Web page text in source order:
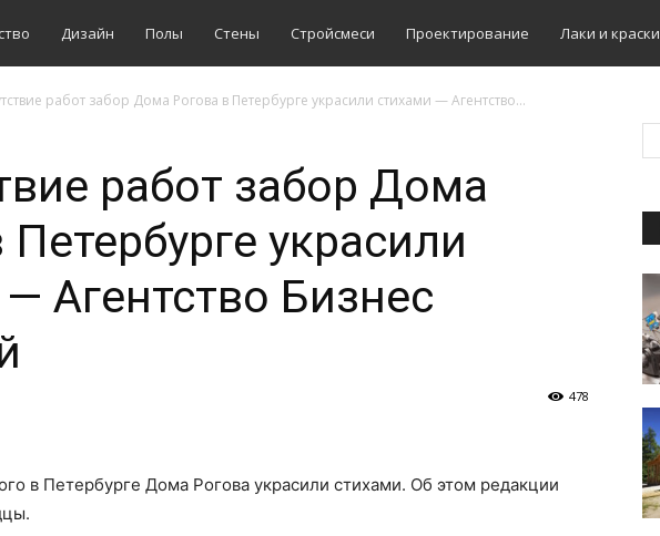
Дизайн Полы Стены Стройсмеси Проектирование Лаки и краски
работ забор Дома Рогова в Петербурге украсили стихами — Агентство...
работ забор Дома
Петербурге украсили
Агентство Бизнес
478
в Петербурге Дома Рогова украсили стихами. Об этом редакции